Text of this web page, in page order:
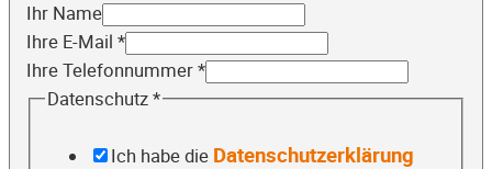
Ihr Name
Ihre E-Mail *
Ihre Telefonnummer*
Datenschutz*
Ich habe die Datenschutzerklärung